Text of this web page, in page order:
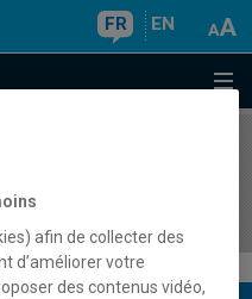
FR EN
afin de collecter des
d’améliorer votre
des contenus vidéo,